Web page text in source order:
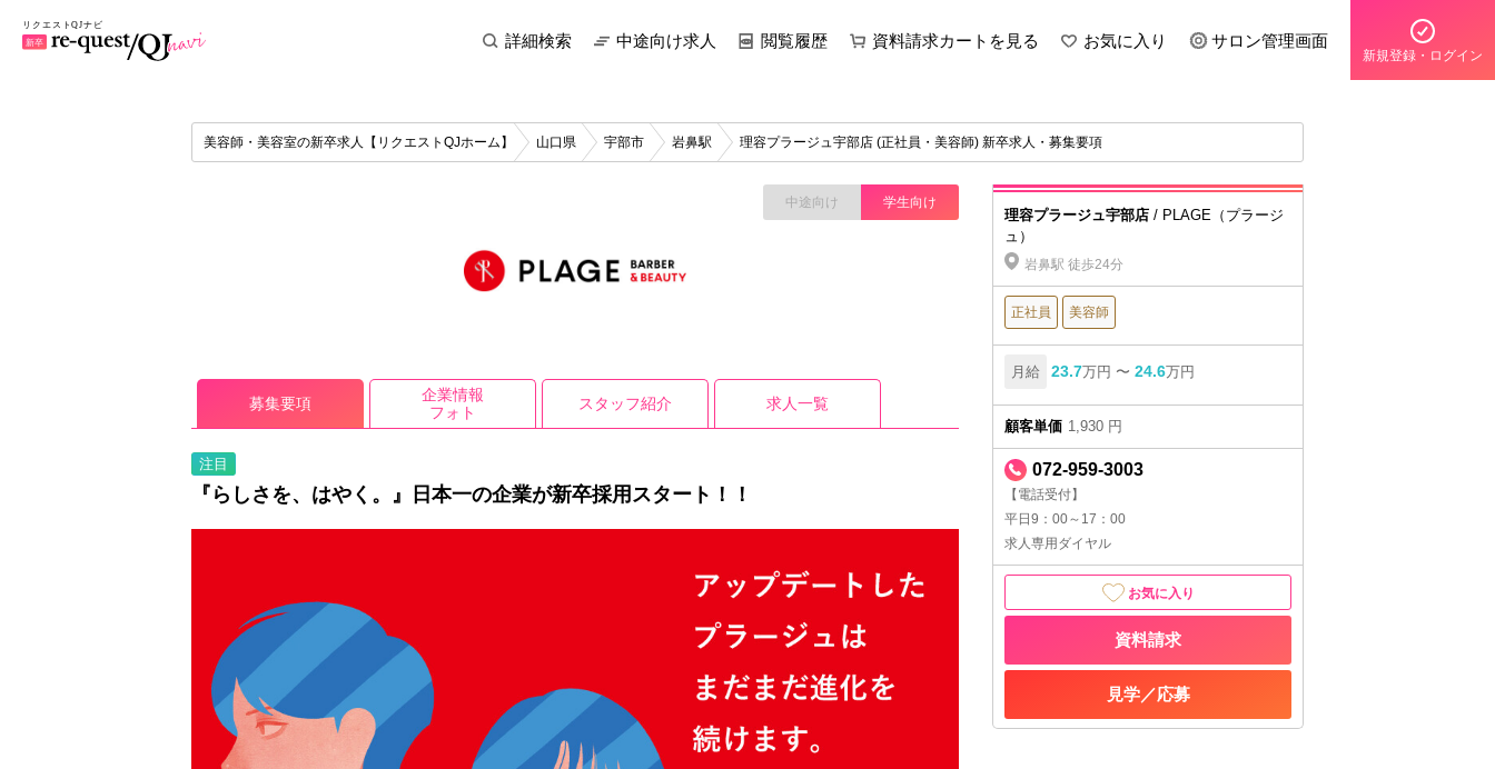
詳細検索 中途向け求人 閲覧履歴 資料請求カートを見る お気に入り サロン管理画面
新規登録・ログイン
美容師・美容室の新卒求人【リクエストQJホーム】 山口県 宇部市 岩鼻駅 理容プラージュ宇部店 (正社員・美容師) 新卒求人・募集要項
中途向け 学生向け
募集要項
企業情報
フォト
スタッフ紹介 求人一覧
注目
『らしさを、はやく。』日本一の企業が新卒採用スタート！！
理容プラージュ宇部店 / PLAGE（プラージ
ュ）
岩鼻駅 徒歩24分
正社員 美容師
月給 23.7万円 〜 24.6万円
顧客単価 1,930 円
072-959-3003
【電話受付】
平日9：00～17：00
求人専用ダイヤル
お気に入り
資料請求
見学／応募